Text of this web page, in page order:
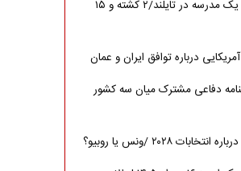
تیراندازی در یک مدرسه در تایلند/۲ کشته و ۱۵
درباره توافق ایران و عمان
دفاعی مشترک میان سه کشور
۲۰۲۸ /ونس یا روبیو؟